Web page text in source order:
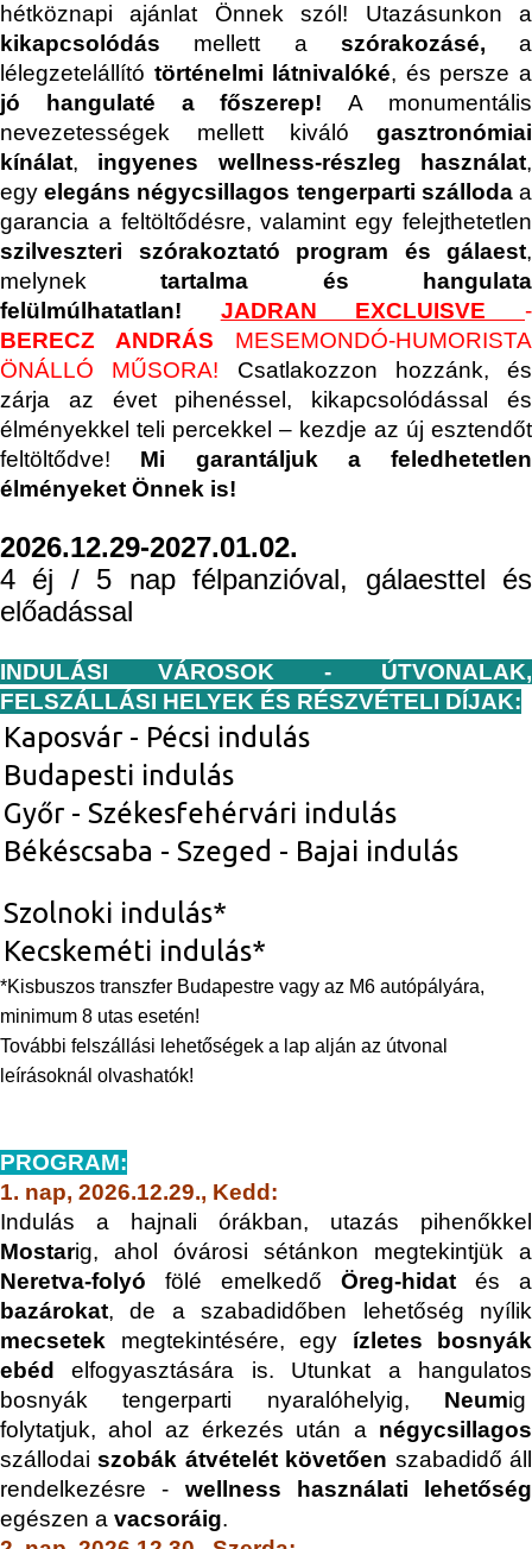
hétköznapi ajánlat Önnek szól! Utazásunkon a
kikapcsolódás mellett a szórakozásé, a
lélegzetelállító történelmi látnivalóké, és persze a
jó hangulaté a főszerep!A monumentális
nevezetességek mellett kiváló gasztronómiai
kínálat, ingyenes wellness-részleg használat,
egyelegáns négycsillagos tengerparti szállodaa
garancia a feltöltődésre, valamint egy felejthetetlen
szilveszteri szórakoztató program és gálaest,
melynektartalma és hangulata
felülmúlhatatlan! JADRAN EXCLUISVE-
BERECZ ANDRÁS MESEMONDÓ-HUMORISTA
ÖNÁLLÓ MŰSORA! Csatlakozzon hozzánk, és
zárja az évet pihenéssel, kikapcsolódással és
élményekkel teli percekkel – kezdje az új esztendőt
feltöltődve! Mi garantáljuk a feledhetetlen
élményeket Önnek is!
2026.12.29-2027.01.02.
4 éj / 5 nap félpanzióval, gálaesttel és
előadással
INDULÁSI VÁROSOK - ÚTVONALAK,
FELSZÁLLÁSI HELYEK ÉS RÉSZVÉTELI DÍJAK:
Kaposvár - Pécsi indulás
Budapesti indulás
Győr - Székesfehérvári indulás
Békéscsaba - Szeged - Bajai indulás
Szolnoki indulás*
Kecskeméti indulás*
*Kisbuszos transzfer Budapestre vagy az M6 autópályára,
minimum 8 utas esetén!
További felszállási lehetőségek a lap alján az útvonal
leírásoknál olvashatók!
PROGRAM:
1. nap, 2026.12.29., Kedd:
Indulás a hajnali órákban, utazás pihenőkkel
Mostarig, ahol óvárosi sétánkon megtekintjük a
Neretva-folyó fölé emelkedő Öreg-hidat és a
bazárokat, de a szabadidőben lehetőség nyílik
mecsetek megtekintésére, egy ízletes bosnyák
ebéd
elfogyasztására is. Utunkat a hangulatos
bosnyák tengerparti nyaralóhelyig, Neumig
folytatjuk, ahol az érkezés után a négycsillagos
szállodaiszobák átvételét követően szabadidő áll
rendelkezésre - wellness használati lehetőség
egészen a vacsoráig.